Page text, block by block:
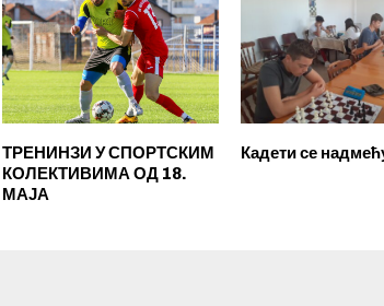
ТРЕНИНЗИ У СПОРТСКИМ
КОЛЕКТИВИМА ОД 18.
МАЈА
Кадети се